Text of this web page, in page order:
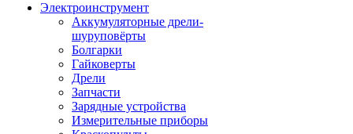
Электроинструмент
Аккумуляторные дрели-
шуруповёрты
Болгарки
Гайковерты
Дрели
Запчасти
Зарядные устройства
Измерительные приборы